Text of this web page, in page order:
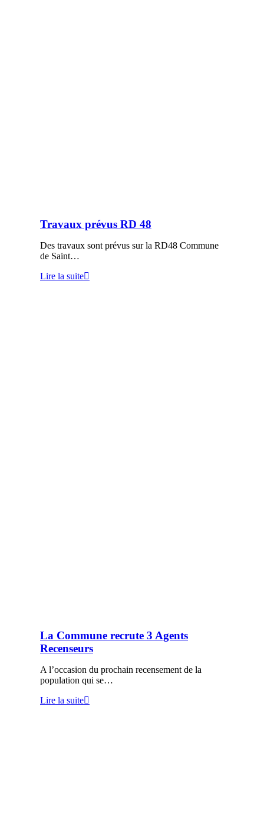
Travaux prévus RD 48
Des travaux sont prévus sur la RD48 Commune
de Saint…
Lire la suite
La Commune recrute 3 Agents
Recenseurs
A l’occasion du prochain recensement de la
population qui se…
Lire la suite